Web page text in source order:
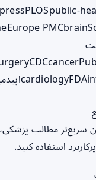
PLOSpublic-
Europe PMCbrain
CDCcancer
cardiologyFDA
سریع‌تر مطالب
استفاده کنید.